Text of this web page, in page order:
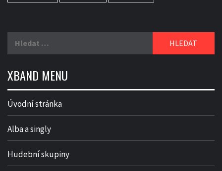
XBAND MENU
Úvodní stránka
Alba a singly
Hudební skupiny